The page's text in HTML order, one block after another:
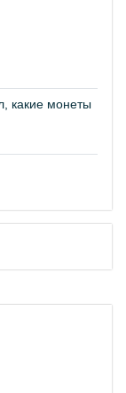
какие монеты